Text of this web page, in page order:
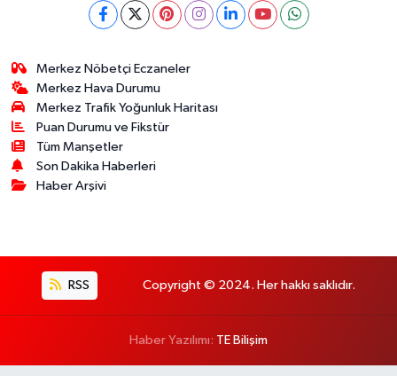
Merkez Nöbetçi Eczaneler
Merkez Hava Durumu
Merkez Trafik Yoğunluk Haritası
Puan Durumu ve Fikstür
Tüm Manşetler
Son Dakika Haberleri
Haber Arşivi
RSS Copyright © 2024. Her hakkı saklıdır.
Haber Yazılımı: TE Bilişim